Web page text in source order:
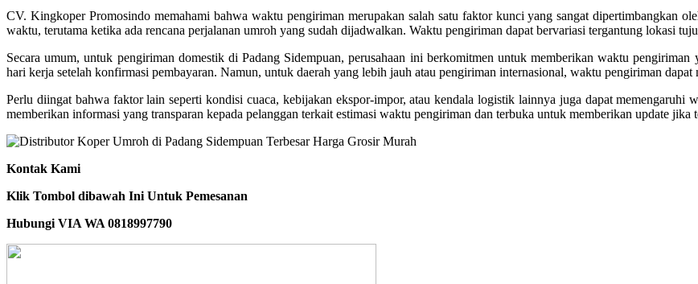
CV. Kingkoper Promosindo memahami bahwa waktu pengiriman merupakan salah satu faktor kunci yang sangat dipertimbangkan
waktu, terutama ketika ada rencana perjalanan umroh yang sudah dijadwalkan. Waktu pengiriman dapat bervariasi tergantung lokasi
Secara umum, untuk pengiriman domestik di Padang Sidempuan, perusahaan ini berkomitmen untuk memberikan waktu
hari kerja setelah konfirmasi pembayaran. Namun, untuk daerah yang lebih jauh atau pengiriman internasional, waktu pengiriman
Perlu diingat bahwa faktor lain seperti kondisi cuaca, kebijakan ekspor-impor, atau kendala logistik lainnya juga dapat
memberikan informasi yang transparan kepada pelanggan terkait estimasi waktu pengiriman dan terbuka untuk memberikan update jika
Kontak Kami
Klik Tombol dibawah Ini Untuk Pemesanan
Hubungi VIA WA 0818997790